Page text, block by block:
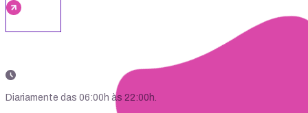
Diariamente das 06:00h às 22:00h.